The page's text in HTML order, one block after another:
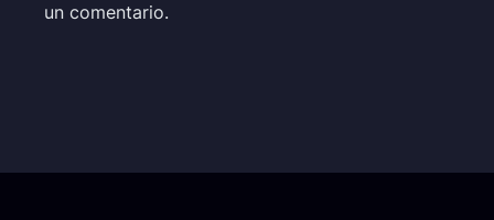
un comentario.